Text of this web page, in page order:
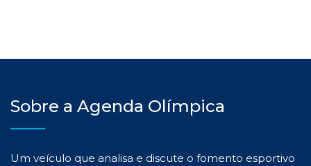
Sobre a Agenda Olímpica
Um veículo que analisa e discute o fomento esportivo